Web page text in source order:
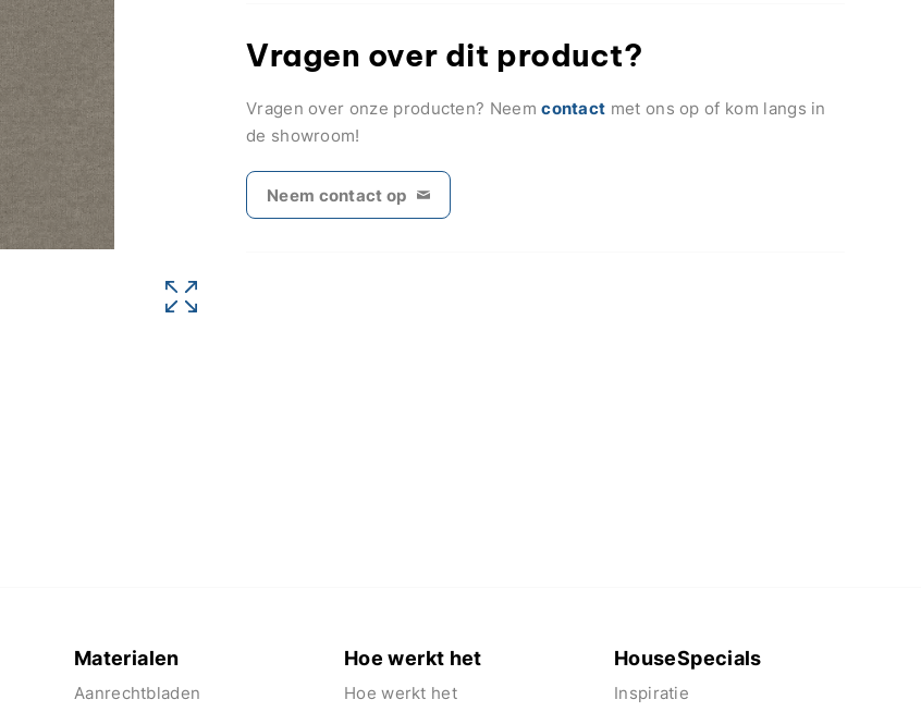
Vragen over dit product?
Vragen over onze producten? Neemcontact met ons op of kom langs in
de showroom!
Neem contact op
Materialen
Aanrechtbladen
Hoe werkt het
Hoe werkt het
HouseSpecials
Inspiratie